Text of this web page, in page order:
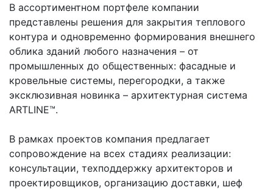
В ассортиментном портфеле компании
представлены решения для закрытия теплового
контура и одновременно формирования внешнего
облика зданий любого назначения – от
промышленных до общественных: фасадные и
кровельные системы, перегородки, а также
эксклюзивная новинка – архитектурная система
ARTLINE™.
В рамках проектов компания предлагает
сопровождение на всех стадиях реализации:
консультации, техподдержку архитекторов и
проектировщиков, организацию доставки, шеф